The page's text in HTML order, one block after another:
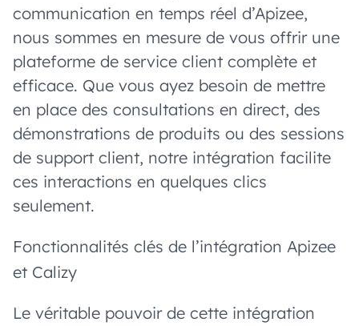
communication en temps réel d’Apizee,
nous sommes en mesure de vous offrir une
plateforme de service client complète et
efficace. Que vous ayez besoin de mettre
en place des consultations en direct, des
démonstrations de produits ou des sessions
de support client, notre intégration facilite
ces interactions en quelques clics
seulement.
Fonctionnalités clés de l’intégration Apizee
et Calizy
Le véritable pouvoir de cette intégration